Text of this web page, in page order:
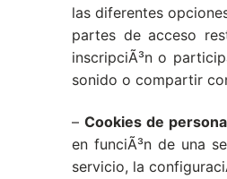
las diferentes
partes de acceso
inscripciÃ³n o
sonido o compartir
– Cookies de
en funciÃ³n de una
servicio, la